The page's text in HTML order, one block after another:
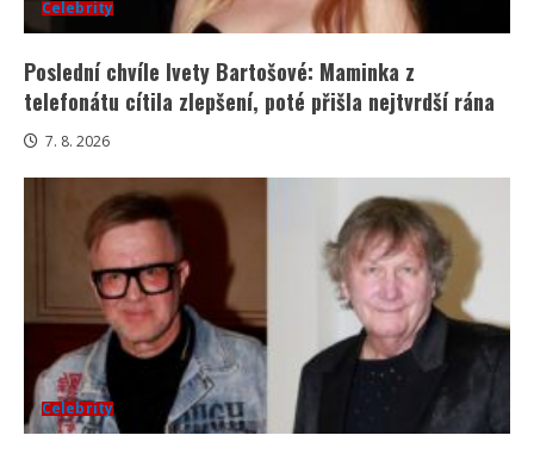
Celebrity
Poslední chvíle Ivety Bartošové: Maminka z
telefonátu cítila zlepšení, poté přišla nejtvrdší rána
7. 8. 2026
Celebrity